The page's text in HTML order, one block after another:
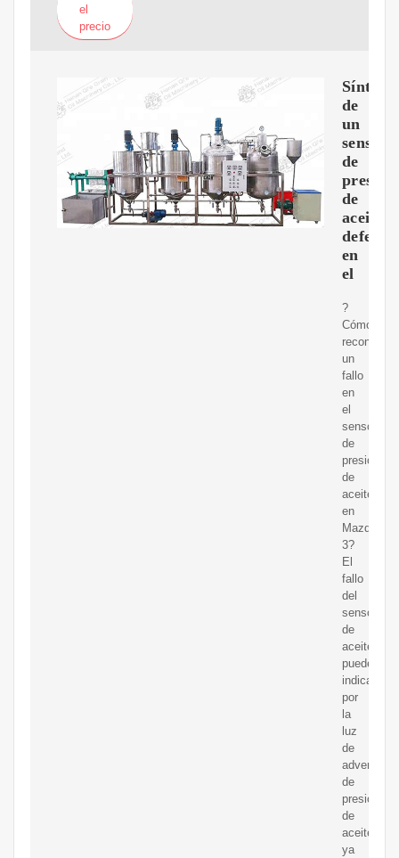
el
precio
de
un
sensor
de
presión
de
aceite
en
el
?
Cómo
reconocer
un
fallo
en
el
sensor
de
presión
de
aceite
en
Mazda
3?
El
fallo
del
sensor
de
aceite
puede
indicarse
por
la
luz
de
de
presión
de
aceite,
ya